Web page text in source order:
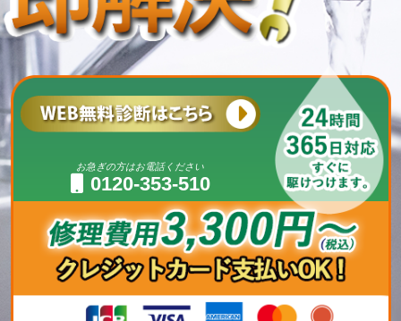
お急ぎの方はお電話ください
0120-353-510